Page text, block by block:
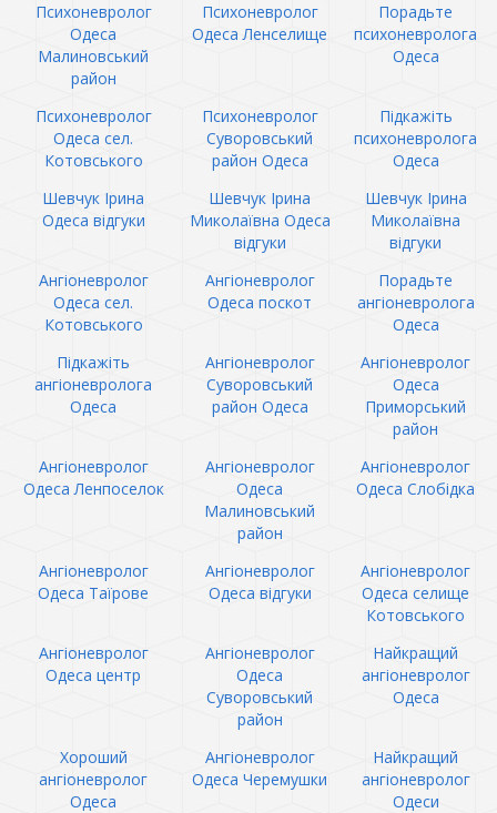
Психоневролог
Одеса
Малиновський
район
Психоневролог
Одеса Ленселище
Порадьте
психоневролога
Одеса
Психоневролог
Одеса сел.
Котовського
Психоневролог
Суворовський
район Одеса
Підкажіть
психоневролога
Одеса
Шевчук Ірина
Одеса відгуки
Шевчук Ірина
Миколаївна Одеса
відгуки
Шевчук Ірина
Миколаївна
відгуки
Ангіоневролог
Одеса сел.
Котовського
Ангіоневролог
Одеса поскот
Порадьте
ангіоневролога
Одеса
Підкажіть
ангіоневролога
Одеса
Ангіоневролог
Суворовський
район Одеса
Ангіоневролог
Одеса
Приморський
район
Ангіоневролог
Одеса Ленпоселок
Ангіоневролог
Одеса
Малиновський
район
Ангіоневролог
Одеса Слобідка
Ангіоневролог
Одеса Таїрове
Ангіоневролог
Одеса відгуки
Ангіоневролог
Одеса селище
Котовського
Ангіоневролог
Одеса центр
Ангіоневролог
Одеса
Суворовський
район
Найкращий
ангіоневролог
Одеса
Хороший
ангіоневролог
Одеса
Ангіоневролог
Одеса Черемушки
Найкращий
ангіоневролог
Одеси